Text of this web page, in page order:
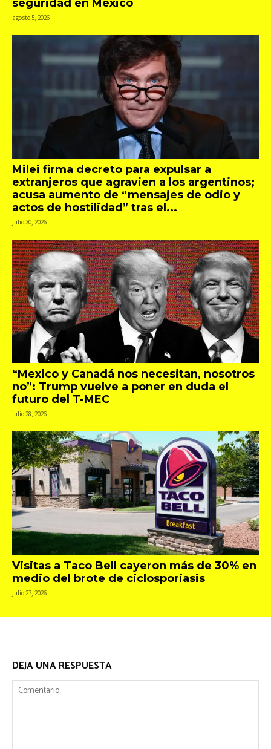
seguridad en México
agosto 5, 2026
Milei firma decreto para expulsar a
extranjeros que agravien a los argentinos;
acusa aumento de “mensajes de odio y
actos de hostilidad” tras el...
julio 30, 2026
“Mexico y Canadá nos necesitan, nosotros
no”: Trump vuelve a poner en duda el
futuro del T-MEC
julio 28, 2026
Visitas a Taco Bell cayeron más de 30% en
medio del brote de ciclosporiasis
julio 27, 2026
DEJA UNA RESPUESTA